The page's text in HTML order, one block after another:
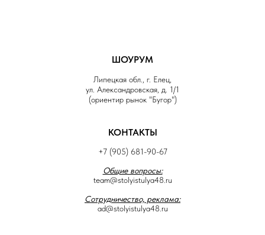
ШОУРУМ
Липецкая обл., г. Елец,
ул. Александровская, д. 1/1
(ориентир рынок "Бугор")
КОНТАКТЫ
+7 (905) 681-90-67
Общие вопросы:
team@stolyistulya48.ru
Сотрудничество, реклама:
ad@stolyistulya48.ru